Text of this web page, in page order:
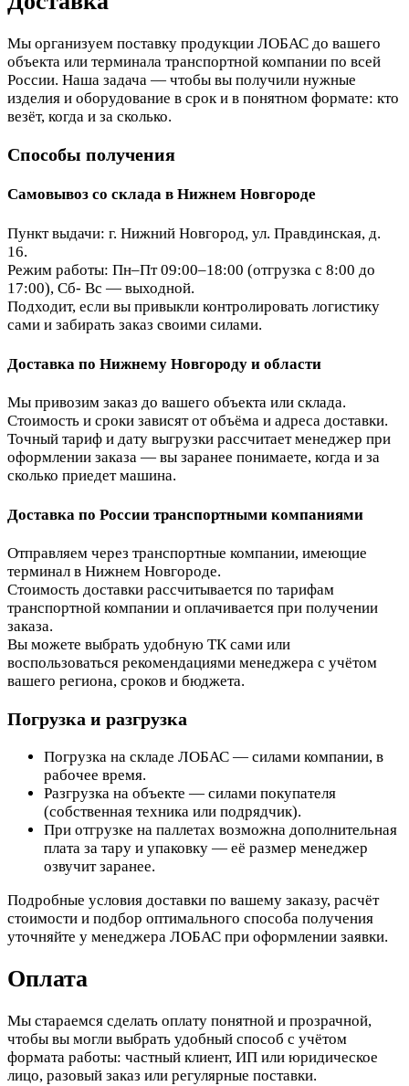
Мы организуем поставку продукции ЛОБАС до вашего
объекта или терминала транспортной компании по всей
России. Наша задача — чтобы вы получили нужные
изделия и оборудование в срок и в понятном формате: кто
везёт, когда и за сколько.
Способы получения
Самовывоз со склада в Нижнем Новгороде
Пункт выдачи: г. Нижний Новгород, ул. Правдинская, д.
16.
Режим работы: Пн–Пт 09:00–18:00 (отгрузка с 8:00 до
17:00), Сб- Вс — выходной.
Подходит, если вы привыкли контролировать логистику
сами и забирать заказ своими силами.
Доставка по Нижнему Новгороду и области
Мы привозим заказ до вашего объекта или склада.
Стоимость и сроки зависят от объёма и адреса доставки.
Точный тариф и дату выгрузки рассчитает менеджер при
оформлении заказа — вы заранее понимаете, когда и за
сколько приедет машина.
Доставка по России транспортными компаниями
Отправляем через транспортные компании, имеющие
терминал в Нижнем Новгороде.
Стоимость доставки рассчитывается по тарифам
транспортной компании и оплачивается при получении
заказа.
Вы можете выбрать удобную ТК сами или
воспользоваться рекомендациями менеджера с учётом
вашего региона, сроков и бюджета.
Погрузка и разгрузка
Погрузка на складе ЛОБАС — силами компании, в
рабочее время.
Разгрузка на объекте — силами покупателя
(собственная техника или подрядчик).
При отгрузке на паллетах возможна дополнительная
плата за тару и упаковку — её размер менеджер
озвучит заранее.
Подробные условия доставки по вашему заказу, расчёт
стоимости и подбор оптимального способа получения
уточняйте у менеджера ЛОБАС при оформлении заявки.
Оплата
Мы стараемся сделать оплату понятной и прозрачной,
чтобы вы могли выбрать удобный способ с учётом
формата работы: частный клиент, ИП или юридическое
лицо, разовый заказ или регулярные поставки.